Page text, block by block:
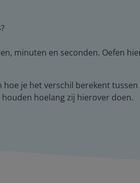
minuten en seconden. Oefen
je het verschil berekent
hoelang zij hierover doen.